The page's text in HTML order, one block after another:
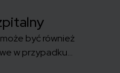
być również
w przypadku...